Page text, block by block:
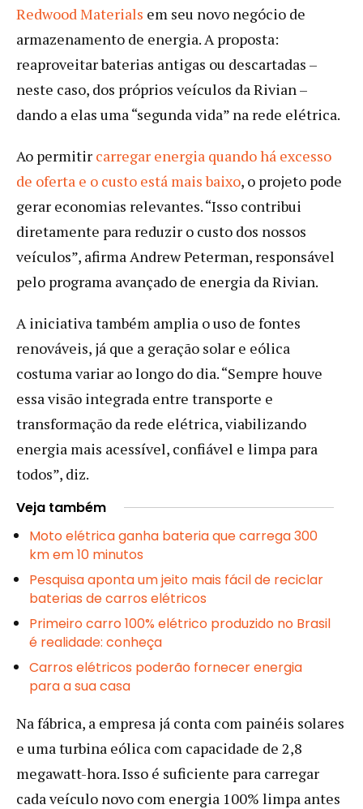
Redwood Materials em seu novo negócio de
armazenamento de energia. A proposta:
reaproveitar baterias antigas ou descartadas –
neste caso, dos próprios veículos da Rivian –
dando a elas uma “segunda vida” na rede elétrica.
Ao permitir carregar energia quando há excesso
de oferta e o custo está mais baixo, o projeto pode
gerar economias relevantes. “Isso contribui
diretamente para reduzir o custo dos nossos
veículos”, afirma Andrew Peterman, responsável
pelo programa avançado de energia da Rivian.
A iniciativa também amplia o uso de fontes
renováveis, já que a geração solar e eólica
costuma variar ao longo do dia. “Sempre houve
essa visão integrada entre transporte e
transformação da rede elétrica, viabilizando
energia mais acessível, confiável e limpa para
todos”, diz.
Veja também
Moto elétrica ganha bateria que carrega 300
km em 10 minutos
Pesquisa aponta um jeito mais fácil de reciclar
baterias de carros elétricos
Primeiro carro 100% elétrico produzido no Brasil
é realidade: conheça
Carros elétricos poderão fornecer energia
para a sua casa
Na fábrica, a empresa já conta com painéis solares
e uma turbina eólica com capacidade de 2,8
megawatt-hora. Isso é suficiente para carregar
cada veículo novo com energia 100% limpa antes